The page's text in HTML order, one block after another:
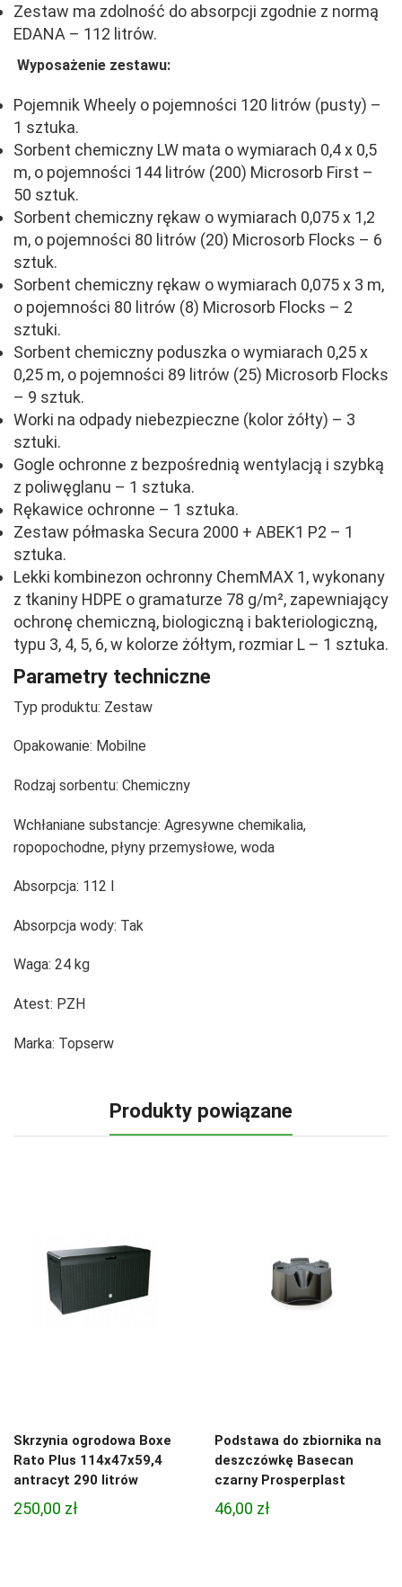
Zestaw ma zdolność do absorpcji zgodnie z normą
EDANA – 112 litrów.
Wyposażenie zestawu:
Pojemnik Wheely o pojemności 120 litrów (pusty) –
1 sztuka.
Sorbent chemiczny LW mata o wymiarach 0,4 x 0,5
m, o pojemności 144 litrów (200) Microsorb First –
50 sztuk.
Sorbent chemiczny rękaw o wymiarach 0,075 x 1,2
m, o pojemności 80 litrów (20) Microsorb Flocks – 6
sztuk.
Sorbent chemiczny rękaw o wymiarach 0,075 x 3 m,
o pojemności 80 litrów (8) Microsorb Flocks – 2
sztuki.
Sorbent chemiczny poduszka o wymiarach 0,25 x
0,25 m, o pojemności 89 litrów (25) Microsorb Flocks
– 9 sztuk.
Worki na odpady niebezpieczne (kolor żółty) – 3
sztuki.
Gogle ochronne z bezpośrednią wentylacją i szybką
z poliwęglanu – 1 sztuka.
Rękawice ochronne – 1 sztuka.
Zestaw półmaska Secura 2000 + ABEK1 P2 – 1
sztuka.
Lekki kombinezon ochronny ChemMAX 1, wykonany
z tkaniny HDPE o gramaturze 78 g/m², zapewniający
ochronę chemiczną, biologiczną i bakteriologiczną,
typu 3, 4, 5, 6, w kolorze żółtym, rozmiar L – 1 sztuka.
Parametry techniczne
Typ produktu: Zestaw
Opakowanie: Mobilne
Rodzaj sorbentu: Chemiczny
Wchłaniane substancje: Agresywne chemikalia,
ropopochodne, płyny przemysłowe, woda
Absorpcja: 112 l
Absorpcja wody: Tak
Waga: 24 kg
Atest: PZH
Marka: Topserw
Produkty powiązane
Skrzynia ogrodowa Boxe
Rato Plus 114x47x59,4
antracyt 290 litrów
250,00 zł
Podstawa do zbiornika na
deszczówkę Basecan
czarny Prosperplast
46,00 zł